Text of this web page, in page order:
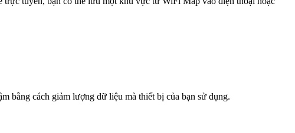
bằng cách giảm lượng dữ liệu mà thiết bị của bạn sử dụng.